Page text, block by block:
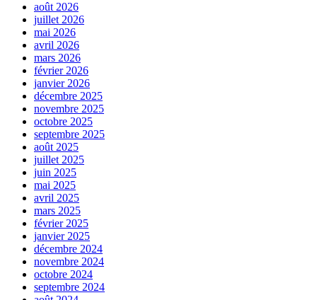
août 2026
juillet 2026
mai 2026
avril 2026
mars 2026
février 2026
janvier 2026
décembre 2025
novembre 2025
octobre 2025
septembre 2025
août 2025
juillet 2025
juin 2025
mai 2025
avril 2025
mars 2025
février 2025
janvier 2025
décembre 2024
novembre 2024
octobre 2024
septembre 2024